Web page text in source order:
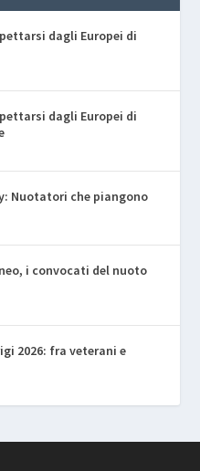
dagli Europei di
dagli Europei di
Nuotatori che piangono
i convocati del nuoto
2026: fra veterani e